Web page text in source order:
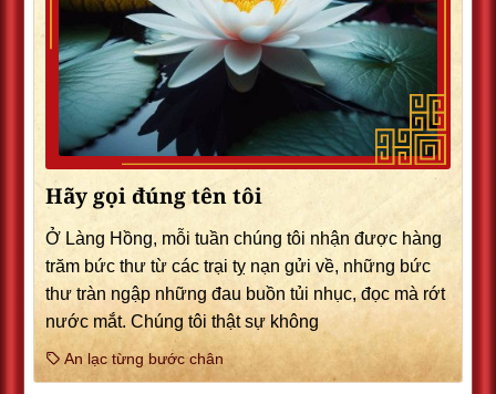
Hãy gọi đúng tên tôi
Ở Làng Hồng, mỗi tuần chúng tôi nhận được hàng
trăm bức thư từ các trại tỵ nạn gửi về, những bức
thư tràn ngập những đau buồn tủi nhục, đọc mà rớt
nước mắt. Chúng tôi thật sự không
An lạc từng bước chân